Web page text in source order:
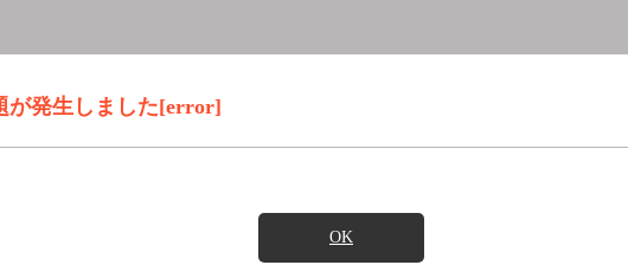
が発生しました[error]
OK
ー登録